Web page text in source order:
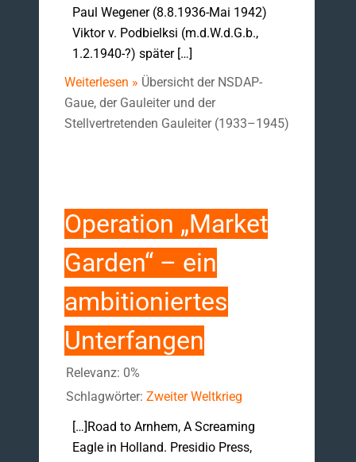
Paul Wegener (8.8.1936-Mai 1942)
Viktor v. Podbielksi (m.d.W.d.G.b.,
1.2.1940-?) später […]
Weiterlesen » Übersicht der NSDAP-
Gaue, der Gauleiter und der
Stellvertretenden Gauleiter (1933–1945)
Operation „Market
Garden“ – ein
ambitioniertes
Unterfangen
Relevanz: 0%
Schlagwörter: Zweiter Weltkrieg
[…]Road to Arnhem, A Screaming
Eagle in Holland. Presidio Press,